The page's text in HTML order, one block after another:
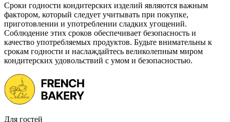
Сроки годности кондитерских изделий являются важным
фактором, который следует учитывать при покупке,
приготовлении и употреблении сладких угощений.
Соблюдение этих сроков обеспечивает безопасность и
качество употребляемых продуктов. Будьте внимательны к
срокам годности и наслаждайтесь великолепным миром
кондитерских удовольствий с умом и безопасностью.
Для гостей